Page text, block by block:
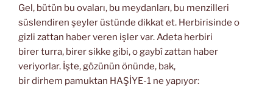
Gel, bütün bu ovaları, bu meydanları, bu menzilleri
süslendiren şeyler üstünde dikkat et. Herbirisinde o
gizli zattan haber veren işler var. Adeta herbiri
birer turra, birer sikke gibi, o gaybî zattan haber
veriyorlar. İşte, gözünün önünde, bak,
bir dirhem pamuktan HAŞİYE-1 ne yapıyor: